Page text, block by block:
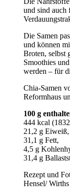
und sind auch
Die Samen
und können
Broten, selbst
Smoothies
werden – für
Chia-Samen
Reformhaus
100 g
444 kcal
21,2 g Eiweiß,
31,1 g Fett,
4,5 g
31,4 g
Rezept und
Hensel/ Wirths